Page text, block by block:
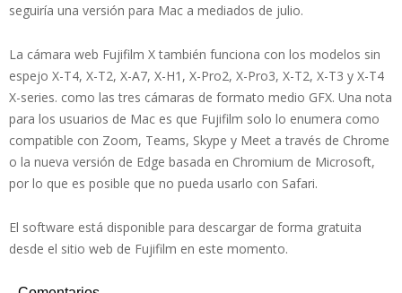
seguiría una versión para Mac a mediados de julio.
La cámara web Fujifilm X también funciona con los modelos sin
espejo X-T4, X-T2, X-A7, X-H1, X-Pro2, X-Pro3, X-T2, X-T3 y X-T4
X-series. como las tres cámaras de formato medio GFX. Una nota
para los usuarios de Mac es que Fujifilm solo lo enumera como
compatible con Zoom, Teams, Skype y Meet a través de Chrome
o la nueva versión de Edge basada en Chromium de Microsoft,
por lo que es posible que no pueda usarlo con Safari.
El software está disponible para descargar de forma gratuita
desde el sitio web de Fujifilm en este momento.